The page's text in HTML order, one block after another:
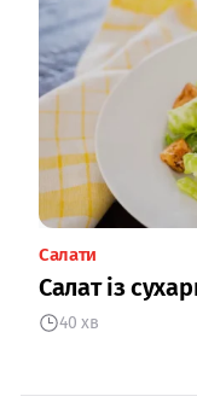
Салати
Салат із
40 хв